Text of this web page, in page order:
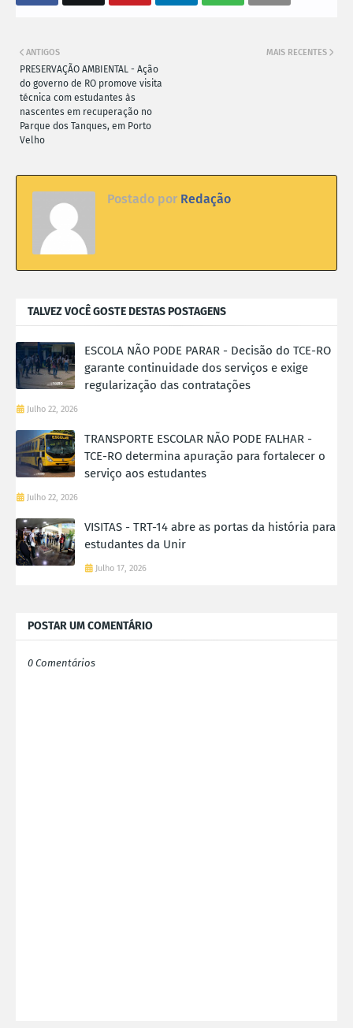
MAIS RECENTES
ANTIGOS
PRESERVAÇÃO AMBIENTAL - Ação
do governo de RO promove visita
técnica com estudantes às
nascentes em recuperação no
Parque dos Tanques, em Porto
Velho
Postado por Redação
TALVEZ VOCÊ GOSTE DESTAS POSTAGENS
ESCOLA NÃO PODE PARAR - Decisão do TCE-RO
garante continuidade dos serviços e exige
regularização das contratações
Julho 22, 2026
TRANSPORTE ESCOLAR NÃO PODE FALHAR -
TCE-RO determina apuração para fortalecer o
serviço aos estudantes
Julho 22, 2026
VISITAS - TRT-14 abre as portas da história para
estudantes da Unir
Julho 17, 2026
POSTAR UM COMENTÁRIO
0 Comentários